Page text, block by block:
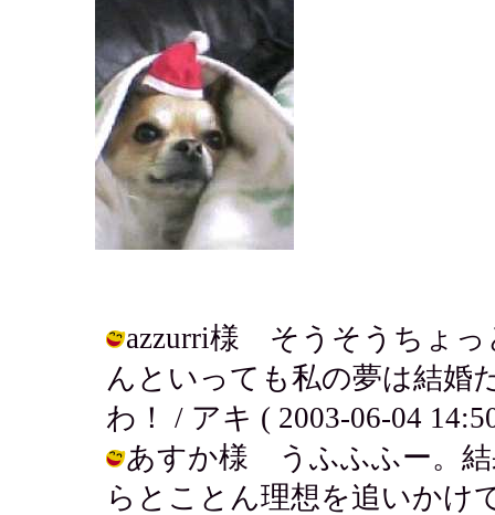
azzurri様 そうそうちょっ
んといっても私の夢は結婚
わ！ / アキ ( 2003-06-04
あすか様 うふふふー。結
らとことん理想を追いかけ